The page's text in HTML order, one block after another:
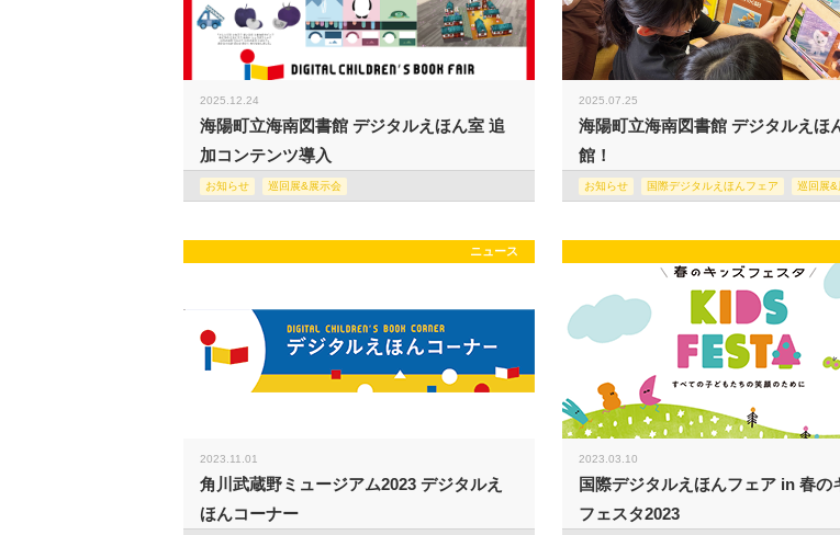
2025.12.24
海陽町立海南図書館 デジタルえほん室 追
加コンテンツ導入
お知らせ 巡回展&展示会
2025.07.25
海陽町立海南図書館 デジタルえほ
館！
お知らせ 国際デジタルえほんフェア 巡回展&
ニュース
2023.11.01
角川武蔵野ミュージアム2023 デジタルえ
ほんコーナー
2023.03.10
国際デジタルえほんフェア in 春の
フェスタ2023